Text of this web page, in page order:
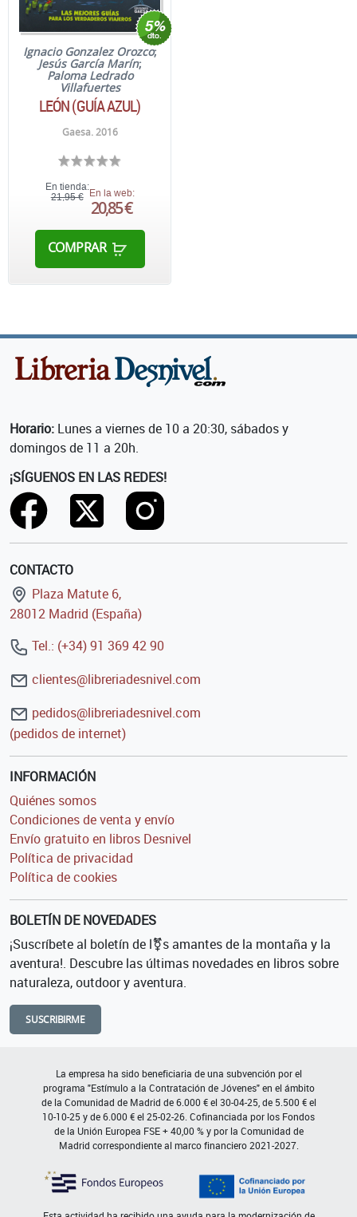
Ignacio Gonzalez Orozco;
Jesús García Marín;
Paloma Ledrado
Villafuertes
LEÓN (GUÍA AZUL)
Gaesa. 2016
En tienda:
21,95 € En la web:
20,85 €
COMPRAR
Horario: Lunes a viernes de 10 a 20:30, sábados y
domingos de 11 a 20h.
¡SÍGUENOS EN LAS REDES!
CONTACTO
Plaza Matute 6,
28012 Madrid (España)
Tel.: (+34) 91 369 42 90
clientes@libreriadesnivel.com
pedidos@libreriadesnivel.com
(pedidos de internet)
INFORMACIÓN
Quiénes somos
Condiciones de venta y envío
Envío gratuito en libros Desnivel
Política de privacidad
Política de cookies
BOLETÍN DE NOVEDADES
¡Suscríbete al boletín de l⚧s amantes de la montaña y la
aventura!. Descubre las últimas novedades en libros sobre
naturaleza, outdoor y aventura.
SUSCRIBIRME
La empresa ha sido beneficiaria de una subvención por el
programa "Estímulo a la Contratación de Jóvenes" en el ámbito
de la Comunidad de Madrid de 6.000 € el 30-04-25, de 5.500 € el
10-10-25 y de 6.000 € el 25-02-26. Cofinanciada por los Fondos
de la Unión Europea FSE + 40,00 % y por la Comunidad de
Madrid correspondiente al marco financiero 2021-2027.